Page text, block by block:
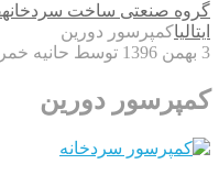
گروه صنعتی ساخت سردخانه
ایتالیاکمپرسور دورین
3 بهمن 1396
توسط حانیه خمر
کمپرسور دورین